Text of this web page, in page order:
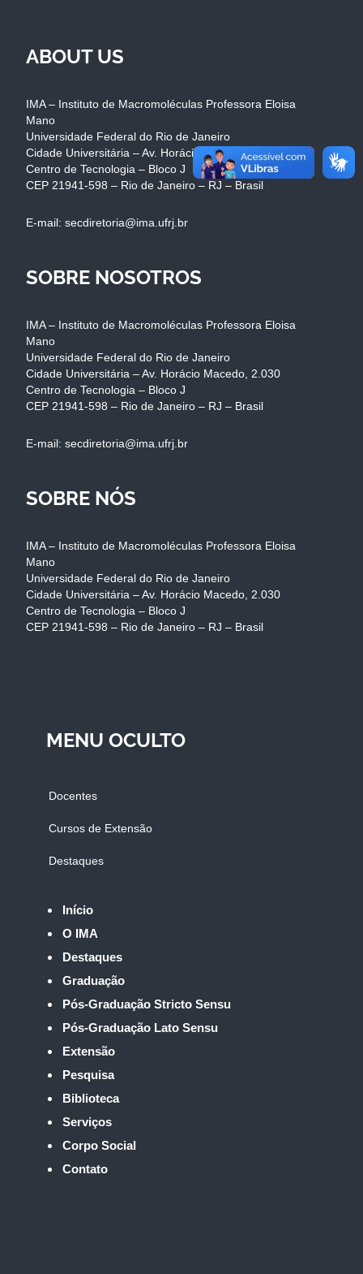
ABOUT US
IMA – Instituto de Macromoléculas Professora Eloisa
Mano
Universidade Federal do Rio de Janeiro
Cidade Universitária – Av. Horácio Macedo, 2.030
Centro de Tecnologia – Bloco J
CEP 21941-598 – Rio de Janeiro – RJ – Brasil
E-mail: secdiretoria@ima.ufrj.br
SOBRE NOSOTROS
IMA – Instituto de Macromoléculas Professora Eloisa
Mano
Universidade Federal do Rio de Janeiro
Cidade Universitária – Av. Horácio Macedo, 2.030
Centro de Tecnologia – Bloco J
CEP 21941-598 – Rio de Janeiro – RJ – Brasil
E-mail: secdiretoria@ima.ufrj.br
SOBRE NÓS
IMA – Instituto de Macromoléculas Professora Eloisa
Mano
Universidade Federal do Rio de Janeiro
Cidade Universitária – Av. Horácio Macedo, 2.030
Centro de Tecnologia – Bloco J
CEP 21941-598 – Rio de Janeiro – RJ – Brasil
MENU OCULTO
Docentes
Cursos de Extensão
Destaques
Início
O IMA
Destaques
Graduação
Pós-Graduação Stricto Sensu
Pós-Graduação Lato Sensu
Extensão
Pesquisa
Biblioteca
Serviços
Corpo Social
Contato